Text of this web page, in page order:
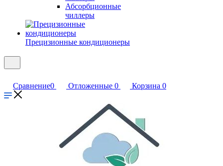
Абсорбционные
чиллеры
Прецизионные кондиционеры
Сравнение0 Отложенные 0 Корзина 0